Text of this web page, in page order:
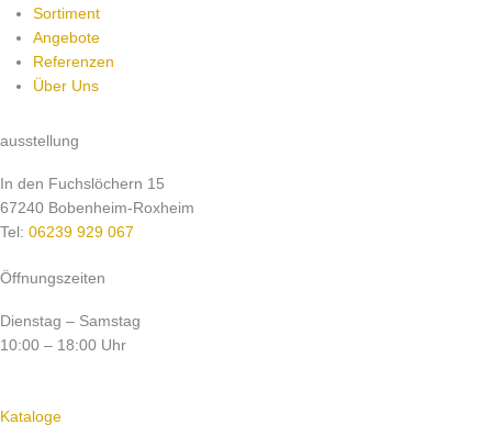
Sortiment
Angebote
Referenzen
Über Uns
ausstellung
In den Fuchslöchern 15
67240 Bobenheim-Roxheim
Tel: 06239 929 067
Öffnungszeiten
Dienstag – Samstag
10:00 – 18:00 Uhr
Kataloge